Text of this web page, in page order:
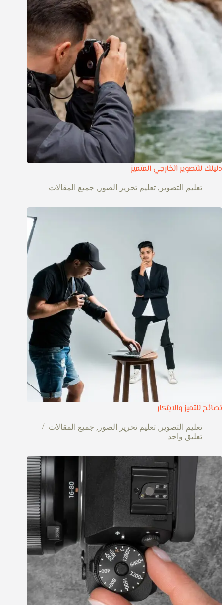
دليلك للتصوير الخارجي المتميز
تعليم التصوير , تعليم تحرير الصور , جميع المقالات
نصائح للتميز والابتكار
تعليم التصوير , تعليم تحرير الصور , جميع المقالات
تعليق واحد